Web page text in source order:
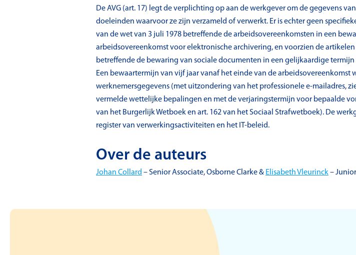
De AVG (art. 17) legt de verplichting op aan de werkgever om de gegevens
doeleinden waarvoor ze zijn verzameld of verwerkt. Er is echter geen
van de wet van 3 juli 1978 betreffende de arbeidsovereenkomsten in een
arbeidsovereenkomst voor elektronische archivering, en voorzien de
betreffende de bewaring van sociale documenten in een gelijkaardige
Een bewaartermijn van vijf jaar vanaf het einde van de
werknemersgegevens (met uitzondering van het professionele e-mailadres,
vermelde wettelijke bepalingen en met de verjaringstermijn voor bepaalde
van het Burgerlijk Wetboek en art. 162 van het Sociaal Strafwetboek). De
register van verwerkingsactiviteiten en het IT-beleid.
Over de auteurs
Johan Collard – Senior Associate, Osborne Clarke & Elisabeth Vleurinck–